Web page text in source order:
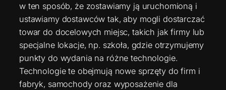
w ten sposób, że zostawiamy ją uruchomioną i
ustawiamy dostawców tak, aby mogli dostarczać
towar do docelowych miejsc, takich jak firmy lub
specjalne lokacje, np. szkoła, gdzie otrzymujemy
punkty do wydania na różne technologie.
Technologie te obejmują nowe sprzęty do firm i
fabryk, samochody oraz wyposażenie dla